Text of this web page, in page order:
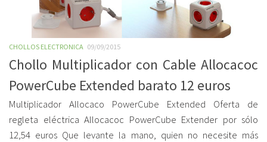
CHOLLOS ELECTRONICA 09/09/2015
Chollo Multiplicador con Cable Allocacoc
PowerCube Extended barato 12 euros
Multiplicador Allocaco PowerCube Extended Oferta de
regleta eléctrica Allocacoc PowerCube Extender por sólo
12,54 euros Que levante la mano, quien no necesite más